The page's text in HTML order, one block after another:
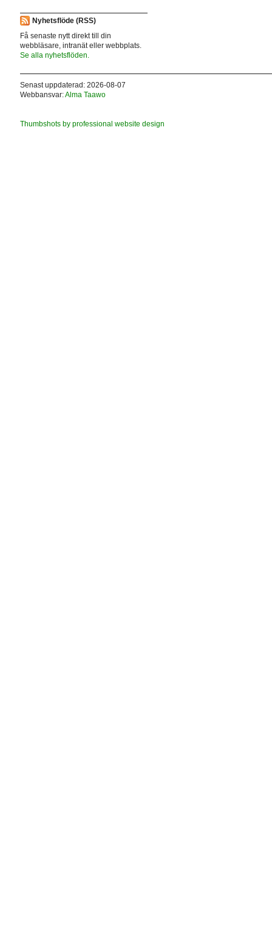
Nyhetsflöde (RSS)
Få senaste nytt direkt till din
webbläsare, intranät eller webbplats.
Se alla nyhetsflöden.
Senast uppdaterad: 2026-08-07
Webbansvar:Alma Taawo
Thumbshots by professional website design